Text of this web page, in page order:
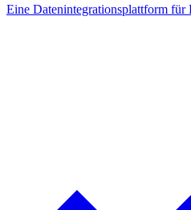
Eine Datenintegrationsplattform für